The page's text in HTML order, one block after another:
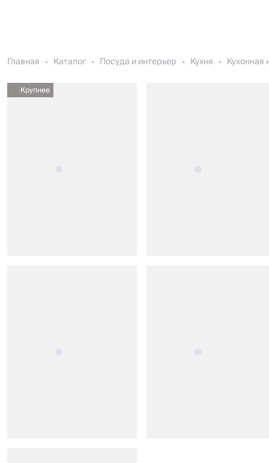
Главная Каталог Посуда и интерьер Кухня Кухонная
Крупнее